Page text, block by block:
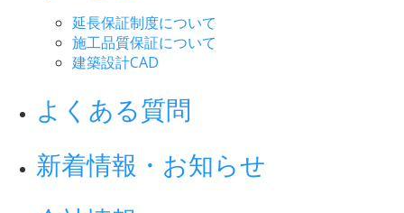
延長保証制度について
施工品質保証について
建築設計CAD
よくある質問
新着情報・お知らせ